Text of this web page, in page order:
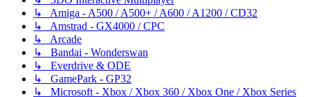
↳ Amiga - A500 / A500+ / A600 / A1200 / CD32
↳ Amstrad - GX4000 / CPC
↳ Arcade
↳ Bandai - Wonderswan
↳ Everdrive & ODE
↳ GamePark - GP32
↳ Microsoft - Xbox / Xbox 360 / Xbox One / Xbox Series